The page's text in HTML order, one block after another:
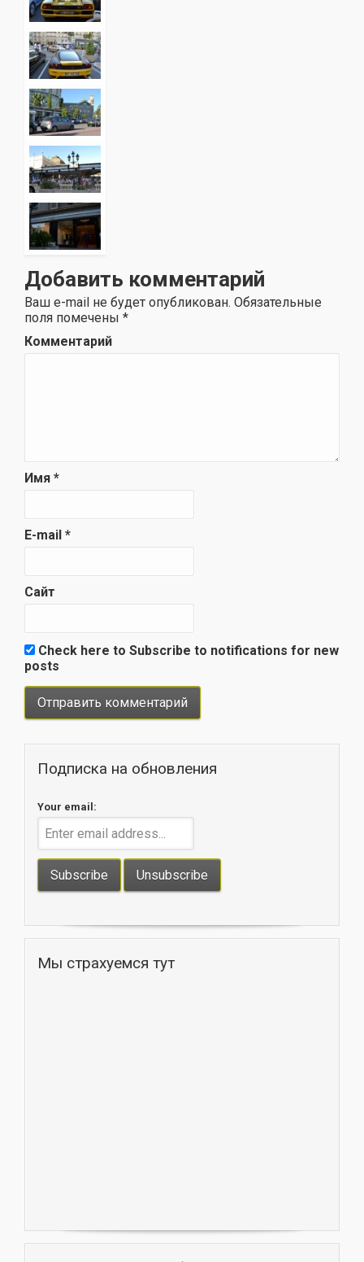
Добавить комментарий
Ваш e-mail не будет опубликован. Обязательные
поля помечены *
Комментарий
Имя *
E-mail *
Сайт
Check here to Subscribe to notifications for new
posts
Подписка на обновления
Your email:
Мы страхуемся тут